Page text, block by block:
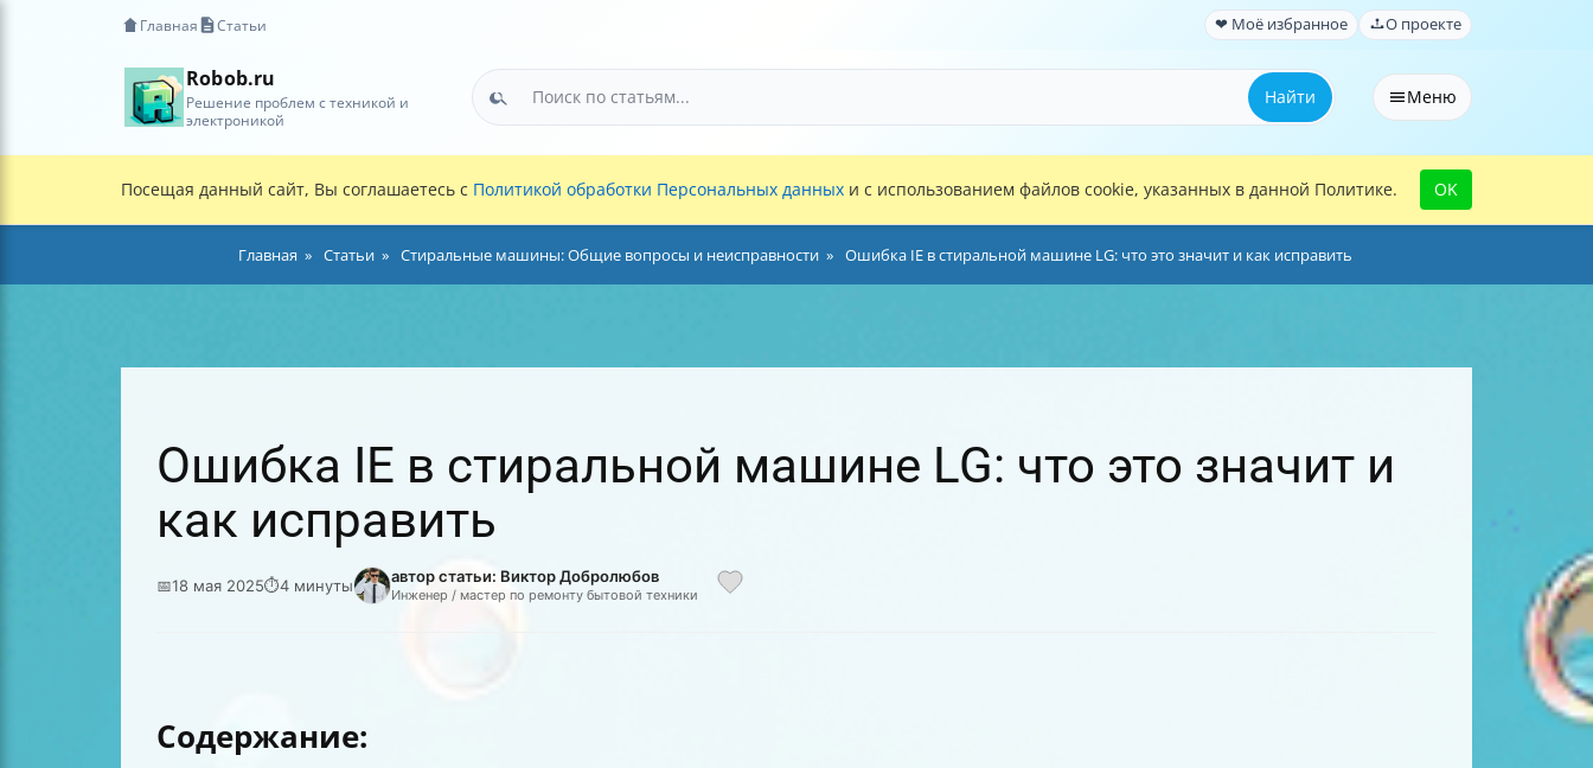
Главная Статьи ❤ Моё избранное О проекте
Robob.ru
Решение проблем с техникой и
электроникой
Найти Меню
Посещая данный сайт, Вы соглашаетесь с Политикой обработки Персональных данных и с использованием файлов cookie, указанных в данной Политике. OK
Главная Статьи Стиральные машины: Общие вопросы и неисправности Ошибка IE в стиральной машине LG: что это значит и как исправить
Ошибка IE в стиральной машине LG: что это значит и
как исправить
📅18 мая 2025⏱4 минуты автор статьи: Виктор Добролюбов
Инженер / мастер по ремонту бытовой техники
Содержание: